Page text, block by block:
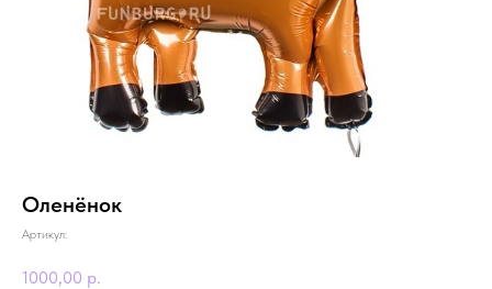
Оленёнок
Артикул:
1000,00 р.